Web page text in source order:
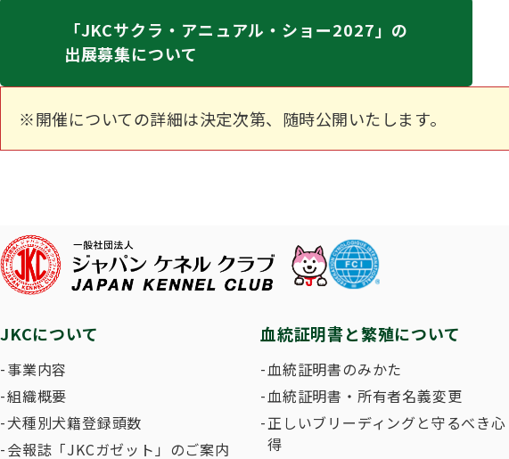
「JKCサクラ・アニュアル・ショー2027」の
出展募集について
※開催についての詳細は決定次第、随時公開いたします。
JKCについて
事業内容
組織概要
犬種別犬籍登録頭数
会報誌「JKCガゼット」のご案内
血統証明書と繁殖について
血統証明書のみかた
血統証明書・所有者名義変更
正しいブリーディングと守るべき心
得